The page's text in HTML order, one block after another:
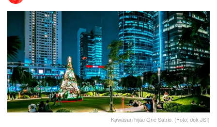
Kawasan hijau One Satrio. (Foto; dok JSI)